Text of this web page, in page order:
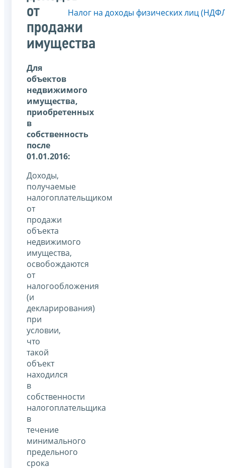
от
продажи
имущества
Для
объектов
недвижимого
имущества,
приобретенных
в
собственность
после
01.01.2016:
Доходы,
получаемые
налогоплательщиком
от
продажи
объекта
недвижимого
имущества,
освобождаются
от
налогообложения
(и
декларирования)
при
условии,
что
такой
объект
находился
в
собственности
налогоплательщика
в
течение
минимального
предельного
срока
Налог на доходы физических лиц